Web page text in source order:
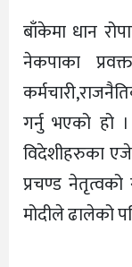
बाँकेमा धान
नेकपाका
गर्नु भएको हो
विदेशीहरुका
प्रचण्ड नेतृत्वको
मोदीले ढालेको